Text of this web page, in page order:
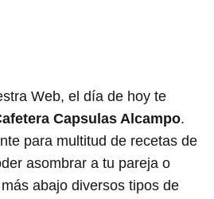
Web, el día de hoy te
Capsulas Alcampo.
para multitud de recetas de
asombrar a tu pareja o
abajo diversos tipos de